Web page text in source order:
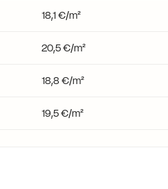
18,1 €/m²
20,5 €/m²
18,8 €/m²
19,5 €/m²